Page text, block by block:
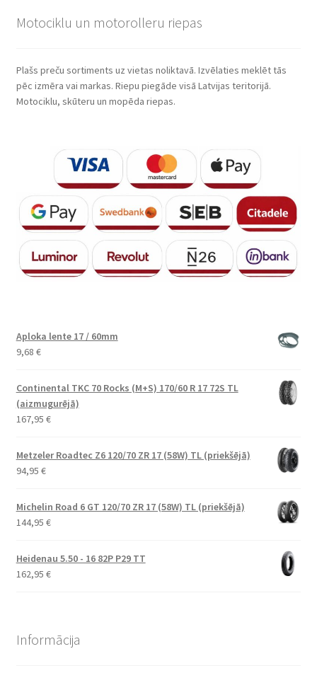
Motociklu un motorolleru riepas
Plašs preču sortiments uz vietas noliktavā. Izvēlaties meklēt tās
pēc izmēra vai markas. Riepu piegāde visā Latvijas teritorijā.
Motociklu, skūteru un mopēda riepas.
Aploka lente 17 / 60mm
9,68 €
Continental TKC 70 Rocks (M+S) 170/60 R 17 72S TL
(aizmugurējā)
167,95 €
Metzeler Roadtec Z6 120/70 ZR 17 (58W) TL (priekšējā)
94,95 €
Michelin Road 6 GT 120/70 ZR 17 (58W) TL (priekšējā)
144,95 €
Heidenau 5.50 - 16 82P P29 TT
162,95 €
Informācija